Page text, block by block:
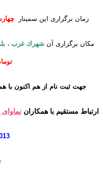
زمان برگزاری این سمینارچهارشنبه 11
مکان برگزاری آنشهرك غرب ،
جهت ثبت نام از هم اکنون با
ارتباط مستقیم با همکاران